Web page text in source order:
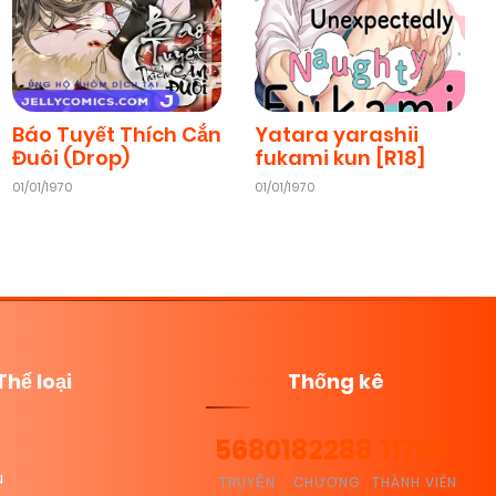
Báo Tuyết Thích Cắn
Đuôi (Drop)
01/01/1970
Yatara yarashii
fukami kun [R18]
01/01/1970
loại Thống kê
5680
TRUYỆN
182288
CHƯƠNG THÀNH VIÊN